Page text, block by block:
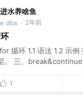
水养啥鱼
dba · 2年前
循环 1.1 语法 1.2 示
。 三、
1